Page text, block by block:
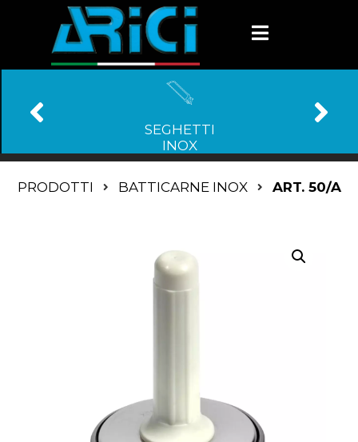
SEGHETTI
INOX
PRODOTTI BATTICARNE INOX ART. 50/A